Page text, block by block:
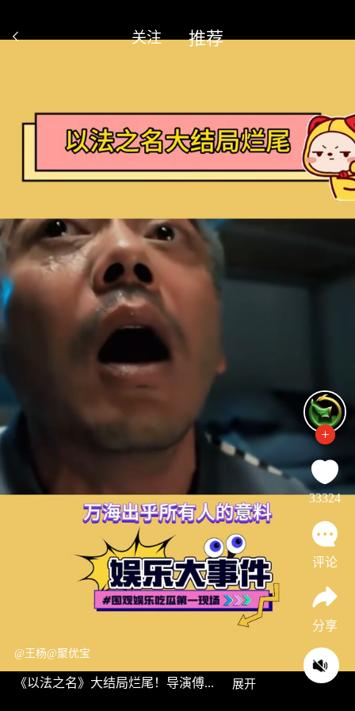
关注 推荐
@王杨@聚优宝
《以法之名》大结局烂尾！导演傅... 展开
33324
评论
分享